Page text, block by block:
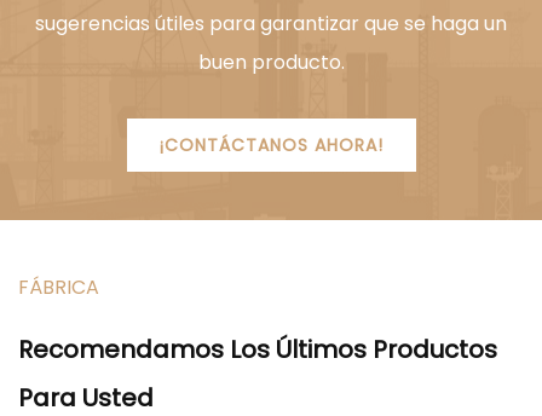
sugerencias útiles para garantizar que se haga un
buen producto.
¡CONTÁCTANOS AHORA!
FÁBRICA
Recomendamos Los Últimos Productos
Para Usted